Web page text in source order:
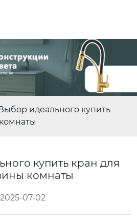
идеального купить
купить кран для
комнаты
2025-07-02